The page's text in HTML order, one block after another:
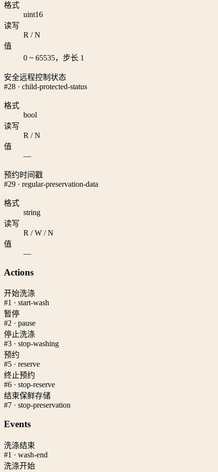
格式
uint16
读写
R / N
值
0 ~ 65535，步长 1
安全远程控制状态
#28 · child-protected-status
格式
bool
读写
R / N
值
—
预约时间戳
#29 · regular-preservation-data
格式
string
读写
R / W / N
值
—
Actions
开始洗涤
#1 · start-wash
暂停
#2 · pause
停止洗涤
#3 · stop-washing
预约
#5 · reserve
终止预约
#6 · stop-reserve
结束保鲜存储
#7 · stop-preservation
Events
洗涤结束
#1 · wash-end
洗涤开始